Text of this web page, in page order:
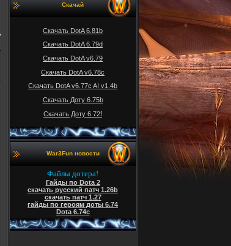
Скачай
Скачать DotA 6.81b
Скачать DotA 6.79d
Скачать DotA v6.79
Скачать DotA v6.78c
Скачать DotA v6.77c AI v1.4b
Скачать Доту 6.75b
Скачать Доту 6.72f
War3Fun новости
Файлы дотера!
Гайды по Dota 2
скачать русский патч 1.26b
скачать патч 1.27
гайды по героям доты 6.74
Dota 6.74c